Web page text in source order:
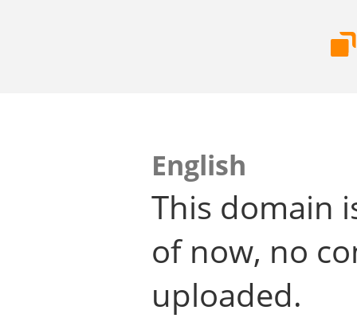
English
This domain
of now, no
uploaded.